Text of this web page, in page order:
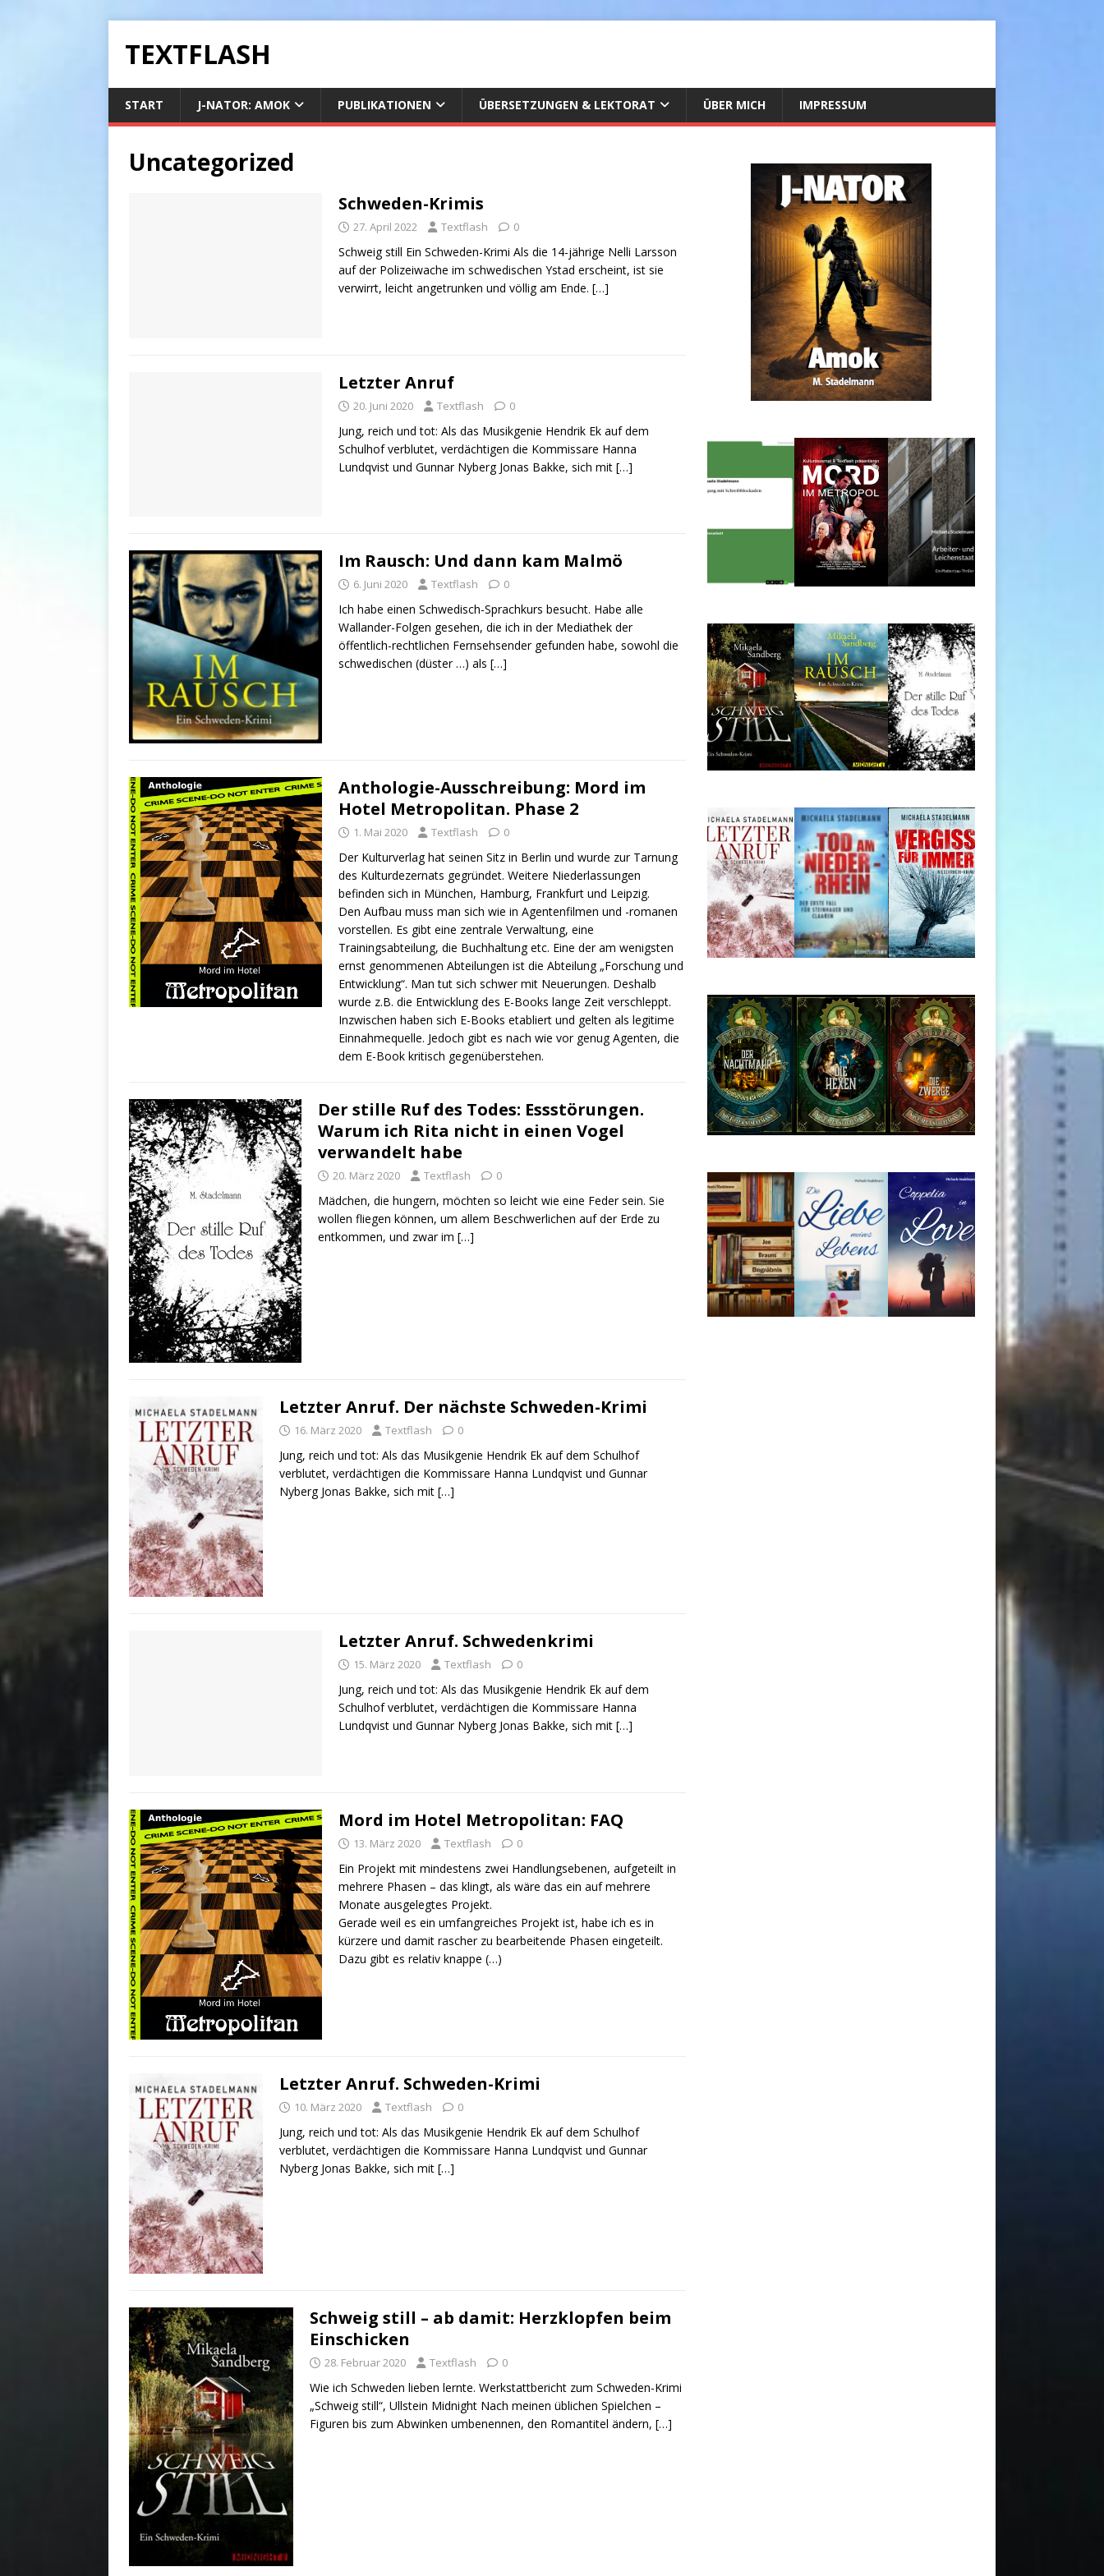
TEXTFLASH
START J-NATOR: AMOK PUBLIKATIONEN ÜBERSETZUNGEN & LEKTORAT ÜBER MICH IMPRESSUM
Uncategorized
Schweden-Krimis
27. April 2022 Textflash 0
Schweig still Ein Schweden-Krimi Als die 14-jährige Nelli Larsson
auf der Polizeiwache im schwedischen Ystad erscheint, ist sie
verwirrt, leicht angetrunken und völlig am Ende. […]
Letzter Anruf
20. Juni 2020 Textflash 0
Jung, reich und tot: Als das Musikgenie Hendrik Ek auf dem
Schulhof verblutet, verdächtigen die Kommissare Hanna
Lundqvist und Gunnar Nyberg Jonas Bakke, sich mit […]
Im Rausch: Und dann kam Malmö
6. Juni 2020 Textflash 0
Ich habe einen Schwedisch-Sprachkurs besucht. Habe alle
Wallander-Folgen gesehen, die ich in der Mediathek der
öffentlich-rechtlichen Fernsehsender gefunden habe, sowohl die
schwedischen (düster …) als […]
Anthologie-Ausschreibung: Mord im
Hotel Metropolitan. Phase 2
1. Mai 2020 Textflash 0
Der Kulturverlag hat seinen Sitz in Berlin und wurde zur Tarnung
des Kulturdezernats gegründet. Weitere Niederlassungen
befinden sich in München, Hamburg, Frankfurt und Leipzig.
Den Aufbau muss man sich wie in Agentenfilmen und -romanen
vorstellen. Es gibt eine zentrale Verwaltung, eine
Trainingsabteilung, die Buchhaltung etc. Eine der am wenigsten
ernst genommenen Abteilungen ist die Abteilung „Forschung und
Entwicklung“. Man tut sich schwer mit Neuerungen. Deshalb
wurde z.B. die Entwicklung des E-Books lange Zeit verschleppt.
Inzwischen haben sich E-Books etabliert und gelten als legitime
Einnahmequelle. Jedoch gibt es nach wie vor genug Agenten, die
dem E-Book kritisch gegenüberstehen.
Der stille Ruf des Todes: Essstörungen.
Warum ich Rita nicht in einen Vogel
verwandelt habe
20. März 2020 Textflash 0
Mädchen, die hungern, möchten so leicht wie eine Feder sein. Sie
wollen fliegen können, um allem Beschwerlichen auf der Erde zu
entkommen, und zwar im […]
Letzter Anruf. Der nächste Schweden-Krimi
16. März 2020 Textflash 0
Jung, reich und tot: Als das Musikgenie Hendrik Ek auf dem Schulhof
verblutet, verdächtigen die Kommissare Hanna Lundqvist und Gunnar
Nyberg Jonas Bakke, sich mit […]
Letzter Anruf. Schwedenkrimi
15. März 2020 Textflash 0
Jung, reich und tot: Als das Musikgenie Hendrik Ek auf dem
Schulhof verblutet, verdächtigen die Kommissare Hanna
Lundqvist und Gunnar Nyberg Jonas Bakke, sich mit […]
Mord im Hotel Metropolitan: FAQ
13. März 2020 Textflash 0
Ein Projekt mit mindestens zwei Handlungsebenen, aufgeteilt in
mehrere Phasen – das klingt, als wäre das ein auf mehrere
Monate ausgelegtes Projekt.
Gerade weil es ein umfangreiches Projekt ist, habe ich es in
kürzere und damit rascher zu bearbeitende Phasen eingeteilt.
Dazu gibt es relativ knappe (…)
Letzter Anruf. Schweden-Krimi
10. März 2020 Textflash 0
Jung, reich und tot: Als das Musikgenie Hendrik Ek auf dem Schulhof
verblutet, verdächtigen die Kommissare Hanna Lundqvist und Gunnar
Nyberg Jonas Bakke, sich mit […]
Schweig still – ab damit: Herzklopfen beim
Einschicken
28. Februar 2020 Textflash 0
Wie ich Schweden lieben lernte. Werkstattbericht zum Schweden-Krimi
„Schweig still“, Ullstein Midnight Nach meinen üblichen Spielchen –
Figuren bis zum Abwinken umbenennen, den Romantitel ändern, […]